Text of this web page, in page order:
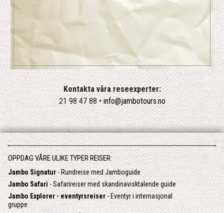
Kontakta våra reseexperter:
21 98 47 88 •info@jambotours.no
OPPDAG VÅRE ULIKE TYPER REISER:
Jambo Signatur- Rundreise med Jamboguide
Jambo Safari- Safarireiser med skandinavisktalende guide
Jambo Explorer - eventyrsreiser- Eventyr i internasjonal
gruppe